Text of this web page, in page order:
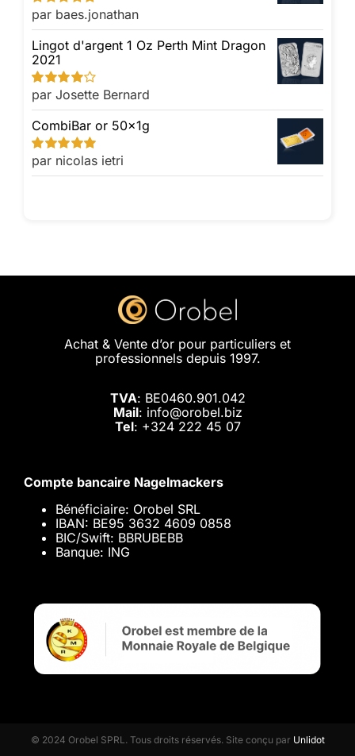
Note 5sur 5
par baes.jonathan
Lingot d'argent 1 Oz Perth Mint Dragon
2021
Note4sur
5
par Josette Bernard
CombiBar or 50x1g
Note 5sur 5
par nicolas ietri
Achat & Vente d’or pour particuliers et
professionnels depuis 1997.
TVA: BE0460.901.042
Mail: info@orobel.biz
Tel: +324 222 45 07
Compte bancaire Nagelmackers
Bénéficiaire: Orobel SRL
IBAN: BE95 3632 4609 0858
BIC/Swift: BBRUBEBB
Banque: ING
© 2024 Orobel SPRL. Tous droits réservés. Site conçu par Unlidot